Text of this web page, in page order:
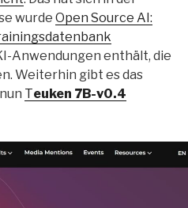
wurde Open Source AI:
Anwendungen enthält, die
Weiterhin gibt es das
Teuken 7B-v0.4